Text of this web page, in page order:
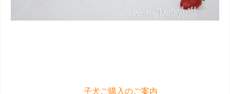
子犬ご購入のご案内